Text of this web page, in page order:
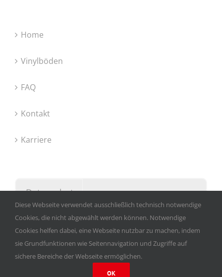
Home
Vinylböden
FAQ
Kontakt
Karriere
Datenschutz
Impressum
2026 | All Rights Reserved |
Diese Webseite verwendet ausschließlich technisch notwendige
Cookies, die nicht abgewählt werden können. Notwendige
Cookies helfen dabei, eine Webseite nutzbar zu machen, indem
sie Grundfunktionen wie Seitennavigation und Zugriffe auf
sichere Bereiche der Webseite ermöglichen.
OK